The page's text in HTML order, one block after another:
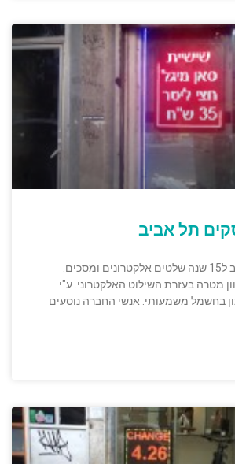
תל אביב
מנורץ מייבאת קרוב ל15 שנה שלטים אלקטרונים ומסכים.
מטרה בעזרת השילוט האלקטרוני. ע"י
בחשמל משמעותי. אנשי החברה נוסעים